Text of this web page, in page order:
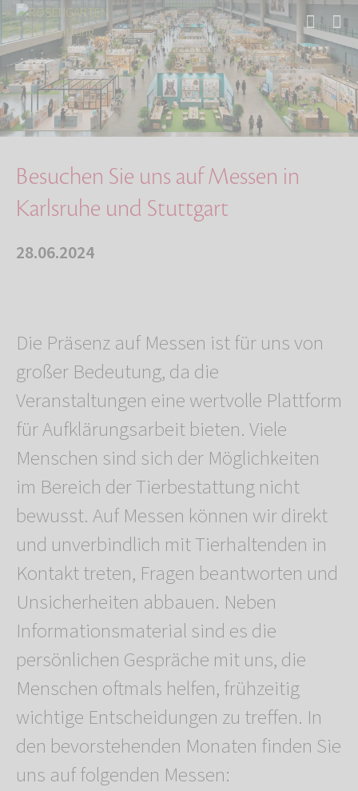
Start Über uns
Aktuelles
Besuchen Sie uns auf Messen in Karlsruhe und …
Besuchen Sie uns auf Messen in
Karlsruhe und Stuttgart
28.06.2024
Die Präsenz auf Messen ist für uns von
großer Bedeutung, da die
Veranstaltungen eine wertvolle Plattform
für Aufklärungsarbeit bieten. Viele
Menschen sind sich der Möglichkeiten
im Bereich der Tierbestattung nicht
bewusst. Auf Messen können wir direkt
und unverbindlich mit Tierhaltenden in
Kontakt treten, Fragen beantworten und
Unsicherheiten abbauen. Neben
Informationsmaterial sind es die
persönlichen Gespräche mit uns, die
Menschen oftmals helfen, frühzeitig
wichtige Entscheidungen zu treffen. In
den bevorstehenden Monaten finden Sie
uns auf folgenden Messen: